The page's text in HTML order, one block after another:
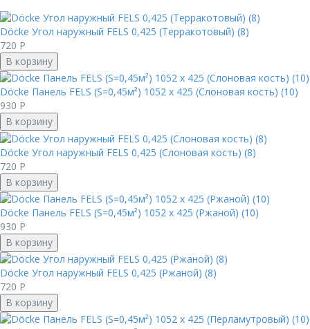
Döcke Угол наружный FELS 0,425 (Терракотовый) (8)
720 Р
В корзину
Döcke Панель FELS (S=0,45м²) 1052 х 425 (Слоновая кость) (10)
930 Р
В корзину
Döcke Угол наружный FELS 0,425 (Слоновая кость) (8)
720 Р
В корзину
Döcke Панель FELS (S=0,45м²) 1052 х 425 (Ржаной) (10)
930 Р
В корзину
Döcke Угол наружный FELS 0,425 (Ржаной) (8)
720 Р
В корзину